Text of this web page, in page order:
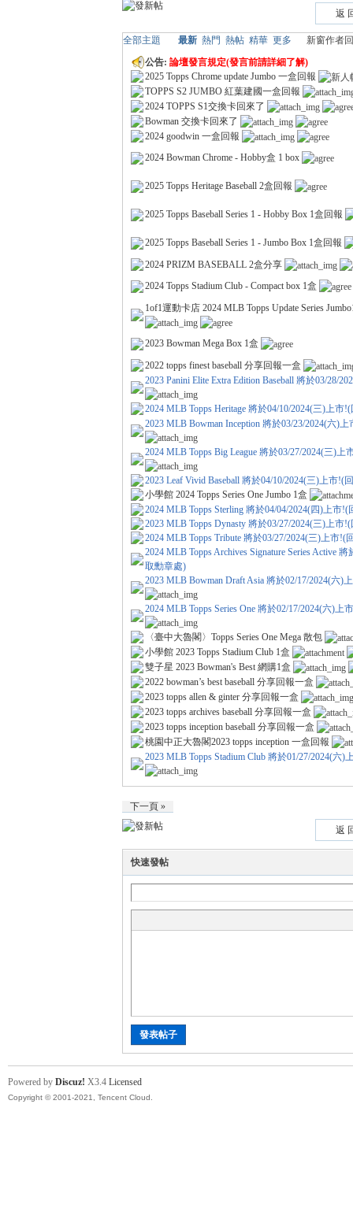
返
新窗
全部主題 最新 熱門 熱帖 精華 更多 作者
公告: 論壇發言規定(發言前請詳細了解)
2025 Topps Chrome update Jumbo 一盒回報
TOPPS S2 JUMBO 紅葉建國一盒回報
2024 TOPPS S1交換卡回來了
Bowman 交換卡回來了
2024 goodwin 一盒回報
2024 Bowman Chrome - Hobby盒 1 box
2025 Topps Heritage Baseball 2盒回報
2025 Topps Baseball Series 1 - Hobby Box 1盒回報
2025 Topps Baseball Series 1 - Jumbo Box 1盒回報
2024 PRIZM BASEBALL 2盒分享
2024 Topps Stadium Club - Compact box 1盒
1of1運動卡店 2024 MLB Topps Update Series
2023 Bowman Mega Box 1盒
2022 topps finest baseball 分享回報一盒
2023 Panini Elite Extra Edition Baseball 將於03/28/
2024 MLB Topps Heritage 將於04/10/2024(三)上市
2023 MLB Bowman Inception 將於03/23/2024(六)
2024 MLB Topps Big League 將於03/27/2024(三)
2023 Leaf Vivid Baseball 將於04/10/2024(三)上市!(
小學館 2024 Topps Series One Jumbo 1盒
2024 MLB Topps Sterling 將於04/04/2024(四)上市
2023 MLB Topps Dynasty 將於03/27/2024(三)上市
2024 MLB Topps Tribute 將於03/27/2024(三)上市!(
2024 MLB Topps Archives Signature Series Active
取勳章處)
2023 MLB Bowman Draft Asia 將於02/17/2024(六)
2024 MLB Topps Series One 將於02/17/2024(六)上
〈臺中大魯閣〉Topps Series One Mega 散包
小學館 2023 Topps Stadium Club 1盒
雙子星 2023 Bowman's Best 網購1盒
2022 bowman’s best baseball 分享回報一盒
2023 topps allen & ginter 分享回報一盒
2023 topps archives baseball 分享回報一盒
2023 topps inception baseball 分享回報一盒
桃園中正大魯閣2023 topps inception 一盒回報
2023 MLB Topps Stadium Club 將於01/27/2024(六
下一頁 »
返
快速發帖
發表帖子
Powered by Discuz! X3.4 Licensed
Copyright © 2001-2021, Tencent Cloud.